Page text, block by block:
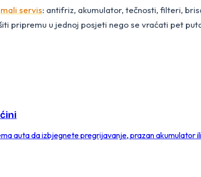
mali servis: antifriz, akumulator, tečnosti, filteri,
pripremu u jednoj posjeti nego se vraćati pet
auta da izbjegnete pregrijavanje, prazan akumulator